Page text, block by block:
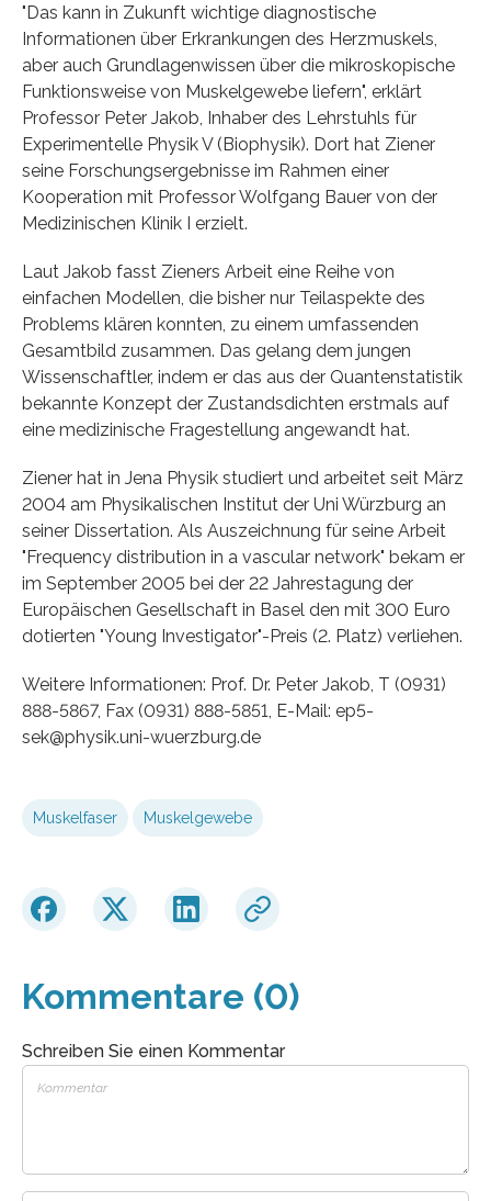
"Das kann in Zukunft wichtige diagnostische
Informationen über Erkrankungen des Herzmuskels,
aber auch Grundlagenwissen über die mikroskopische
Funktionsweise von Muskelgewebe liefern", erklärt
Professor Peter Jakob, Inhaber des Lehrstuhls für
Experimentelle Physik V (Biophysik). Dort hat Ziener
seine Forschungsergebnisse im Rahmen einer
Kooperation mit Professor Wolfgang Bauer von der
Medizinischen Klinik I erzielt.
Laut Jakob fasst Zieners Arbeit eine Reihe von
einfachen Modellen, die bisher nur Teilaspekte des
Problems klären konnten, zu einem umfassenden
Gesamtbild zusammen. Das gelang dem jungen
Wissenschaftler, indem er das aus der Quantenstatistik
bekannte Konzept der Zustandsdichten erstmals auf
eine medizinische Fragestellung angewandt hat.
Ziener hat in Jena Physik studiert und arbeitet seit März
2004 am Physikalischen Institut der Uni Würzburg an
seiner Dissertation. Als Auszeichnung für seine Arbeit
"Frequency distribution in a vascular network" bekam er
im September 2005 bei der 22 Jahrestagung der
Europäischen Gesellschaft in Basel den mit 300 Euro
dotierten "Young Investigator"-Preis (2. Platz) verliehen.
Weitere Informationen: Prof. Dr. Peter Jakob, T (0931)
888-5867, Fax (0931) 888-5851, E-Mail: ep5-
sek@physik.uni-wuerzburg.de
Muskelfaser Muskelgewebe
Kommentare (0)
Schreiben Sie einen Kommentar